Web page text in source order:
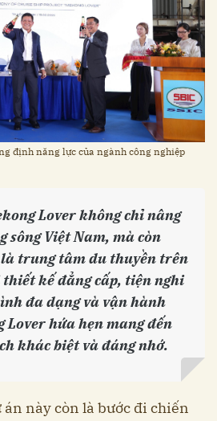
định năng lực của ngành công nghiệp
Lover không chỉ nâng
sông Việt Nam, mà còn
trung tâm du thuyền trên
thiết kế đẳng cấp, tiện nghi
đa dạng và vận hành
Lover hứa hẹn mang đến
khác biệt và đáng nhớ.
này còn là bước đi chiến